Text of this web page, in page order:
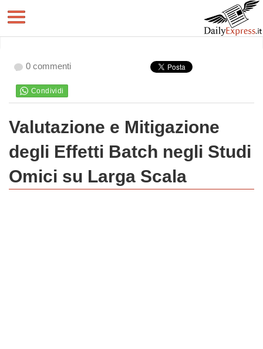
0 commenti
Valutazione e Mitigazione
degli Effetti Batch negli Studi
Omici su Larga Scala